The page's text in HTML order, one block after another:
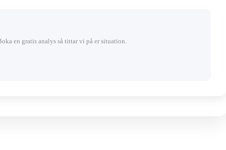
en gratis analys så tittar vi på er situation.